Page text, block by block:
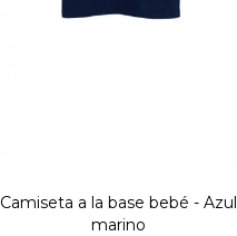
Camiseta a la base bebé - Azul
marino